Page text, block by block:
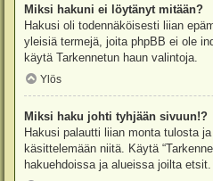
Miksi hakuni ei löytänyt mitään?
Hakusi oli todennäköisesti liian
yleisiä termejä, joita phpBB ei ole
käytä Tarkennetun haun valintoja.
Ylös
Miksi haku johti tyhjään sivuun!?
Hakusi palautti liian monta tulosta
käsittelemään niitä. Käytä
hakuehdoissa ja alueissa joilta etsit.